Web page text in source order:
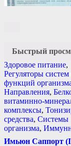
Быстрый
Здоровое питание,
Регуляторы систем
функций
Направления,
витаминно-
комплексы,
средства, Системы
организма,
Имьюн Саппорт